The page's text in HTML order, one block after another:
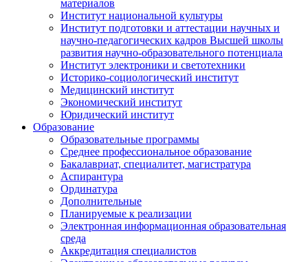
материалов
Институт национальной культуры
Институт подготовки и аттестации научных и
научно-педагогических кадров Высшей школы
развития научно-образовательного потенциала
Институт электроники и светотехники
Историко-социологический институт
Медицинский институт
Экономический институт
Юридический институт
Образование
Образовательные программы
Среднее профессиональное образование
Бакалавриат, специалитет, магистратура
Аспирантура
Ординатура
Дополнительные
Планируемые к реализации
Электронная информационная образовательная
среда
Аккредитация специалистов